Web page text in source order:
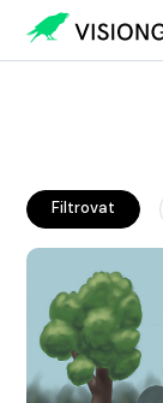
Filtrovat